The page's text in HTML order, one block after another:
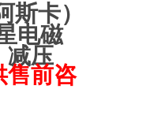
斯卡）
电磁
减压
售前咨